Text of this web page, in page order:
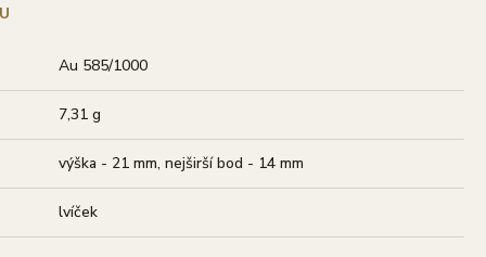
Au 585/1000
7,31 g
výška - 21 mm, nejširší bod - 14 mm
lvíček